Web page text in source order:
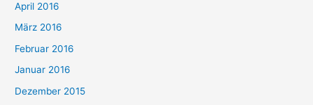
April 2016
März 2016
Februar 2016
Januar 2016
Dezember 2015